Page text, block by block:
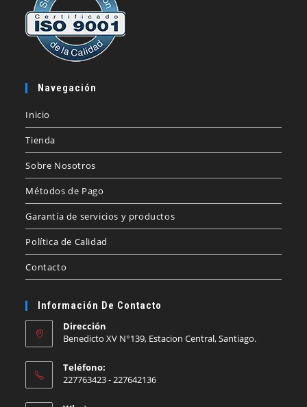
Navegación
Inicio
Tienda
Sobre Nosotros
Métodos de Pago
Garantía de servicios y productos
Política de Calidad
Contacto
Información De Contacto
Dirección
Benedicto XV N°139, Estacion Central, Santiago.
Teléfono:
227763423 - 227642136